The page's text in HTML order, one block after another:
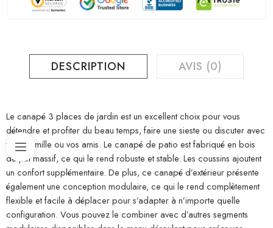
DESCRIPTION AVIS (0)
Le canapé 3 places de jardin est un excellent choix pour vous
détendre et profiter du beau temps, faire une sieste ou discuter avec
votre famille ou vos amis. Le canapé de patio est fabriqué en bois
de pin massif, ce qui le rend robuste et stable. Les coussins ajoutent
un confort supplémentaire. De plus, ce canapé d’extérieur présente
également une conception modulaire, ce qui le rend complètement
flexible et facile à déplacer pour s’adapter à n’importe quelle
configuration. Vous pouvez le combiner avec d’autres segments